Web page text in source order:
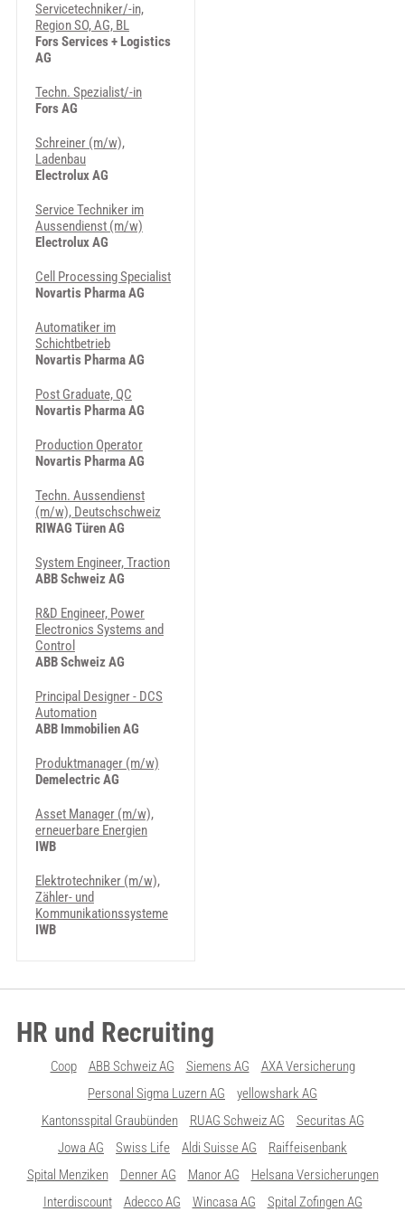
Servicetechniker/-in,
Region SO, AG, BL
Fors Services + Logistics
AG
Techn. Spezialist/-in
Fors AG
Schreiner (m/w),
Ladenbau
Electrolux AG
Service Techniker im
Aussendienst (m/w)
Electrolux AG
Cell Processing Specialist
Novartis Pharma AG
Automatiker im
Schichtbetrieb
Novartis Pharma AG
Post Graduate, QC
Novartis Pharma AG
Production Operator
Novartis Pharma AG
Techn. Aussendienst
(m/w), Deutschschweiz
RIWAG Türen AG
System Engineer, Traction
ABB Schweiz AG
R&D Engineer, Power
Electronics Systems and
Control
ABB Schweiz AG
Principal Designer - DCS
Automation
ABB Immobilien AG
Produktmanager (m/w)
Demelectric AG
Asset Manager (m/w),
erneuerbare Energien
IWB
Elektrotechniker (m/w),
Zähler- und
Kommunikationssysteme
IWB
HR und Recruiting
Coop ABB Schweiz AG Siemens AG
AXA Versicherung
Personal Sigma Luzern AG
yellowshark AG
Kantonsspital Graubünden
RUAG Schweiz AG
Securitas AG
Jowa AG
Swiss Life Aldi Suisse AG
Raiffeisenbank
Spital Menziken
Denner AG Manor AG
Helsana Versicherungen
Interdiscount
Adecco AG Wincasa AG Spital Zofingen AG